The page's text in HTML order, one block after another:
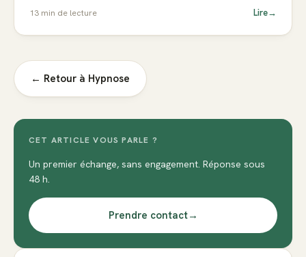
13 min de lecture Lire→
← Retour à Hypnose
CET ARTICLE VOUS PARLE ?
Un premier échange, sans engagement. Réponse sous
48 h.
Prendre contact→